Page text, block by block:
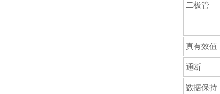
二极管
真有效值
通断
数据保持